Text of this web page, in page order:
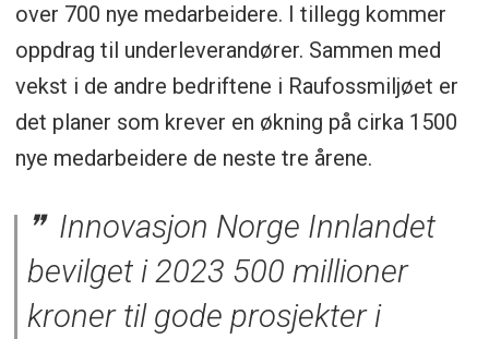
over 700 nye medarbeidere. I tillegg kommer
oppdrag til underleverandører. Sammen med
vekst i de andre bedriftene i Raufossmiljøet er
det planer som krever en økning på cirka 1500
nye medarbeidere de neste tre årene.
Innovasjon Norge Innlandet
bevilget i 2023 500 millioner
kroner til gode prosjekter i